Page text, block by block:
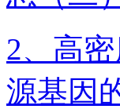
2、高
源基因